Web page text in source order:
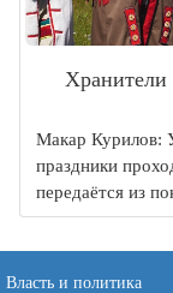
Хранители
Макар Курилов:
праздники
передаётся из
Власть и политика